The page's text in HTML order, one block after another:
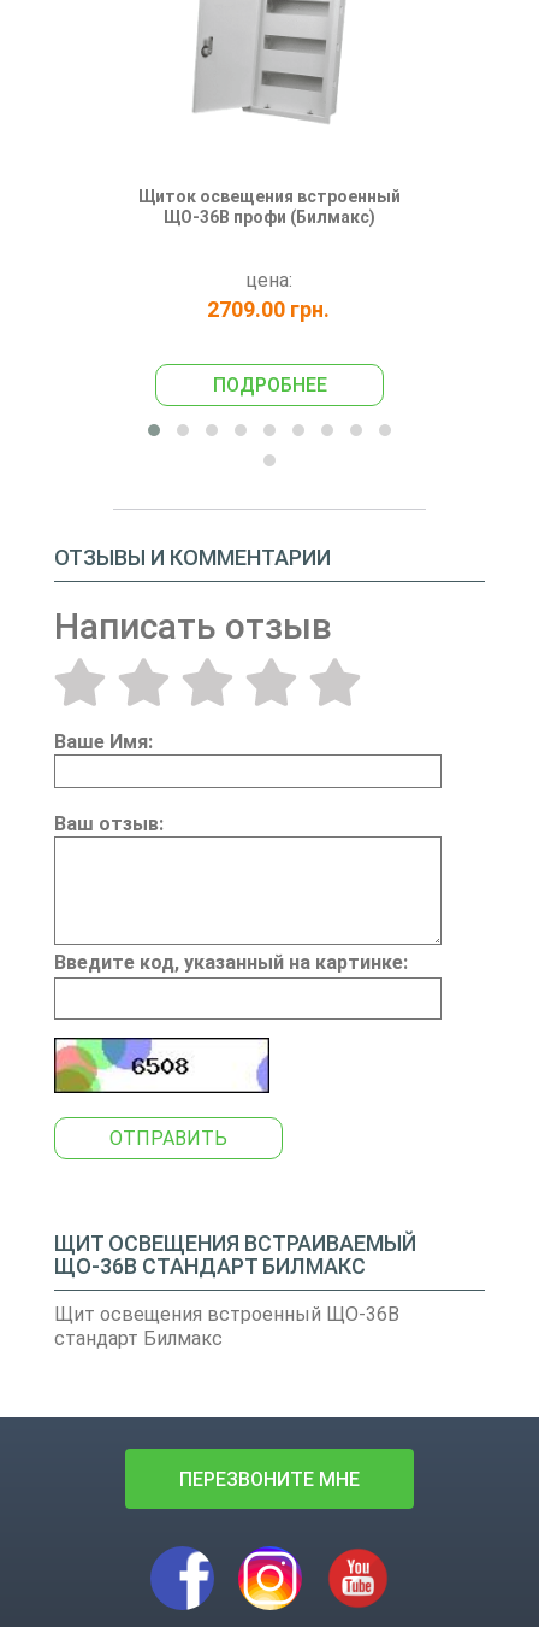
Щиток освещения встроенный
ЩО-36В профи (Билмакс)
цена:
2709.00 грн.
ПОДРОБНЕЕ
ОТЗЫВЫ И КОММЕНТАРИИ
Написать отзыв
Ваше Имя:
Ваш отзыв:
Введите код, указанный на картинке:
ОТПРАВИТЬ
ЩИТ ОСВЕЩЕНИЯ ВСТРАИВАЕМЫЙ
ЩО-36В СТАНДАРТ БИЛМАКС
Щит освещения встроенный ЩО-36В
стандарт Билмакс
ПЕРЕЗВОНИТЕ МНЕ